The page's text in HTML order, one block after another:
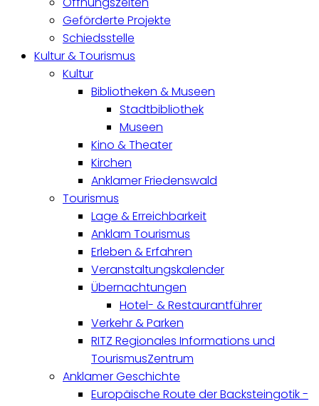
Geförderte Projekte
Schiedsstelle
Kultur & Tourismus
Kultur
Bibliotheken & Museen
Stadtbibliothek
Museen
Kino & Theater
Kirchen
Anklamer Friedenswald
Tourismus
Lage & Erreichbarkeit
Anklam Tourismus
Erleben & Erfahren
Veranstaltungskalender
Übernachtungen
Hotel- & Restaurantführer
Verkehr & Parken
RITZ Regionales Informations und
TourismusZentrum
Anklamer Geschichte
Europäische Route der Backsteingotik -